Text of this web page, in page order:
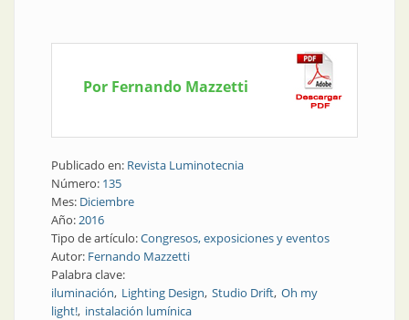
Por Fernando Mazzetti
Publicado en: Revista Luminotecnia
Número: 135
Mes: Diciembre
Año:2016
Tipo de artículo:Congresos, exposiciones y eventos
Autor: Fernando Mazzetti
Palabra clave:
iluminación Lighting Design Studio Drift Oh my
light! instalación lumínica